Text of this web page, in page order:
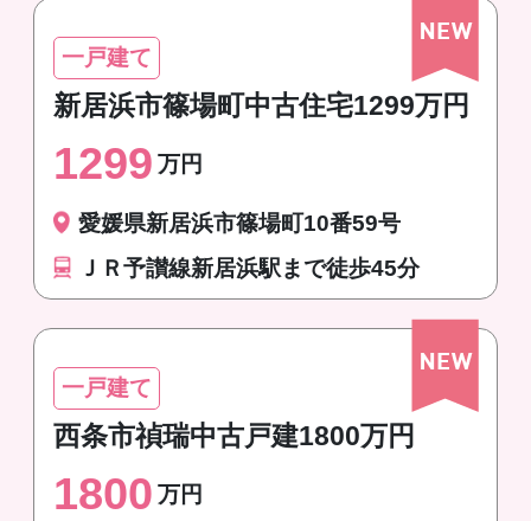
一戸建て
新居浜市篠場町中古住宅1299万円
1299 万円
愛媛県新居浜市篠場町10番59号
ＪＲ予讃線新居浜駅まで徒歩45分
一戸建て
西条市禎瑞中古戸建1800万円
1800 万円